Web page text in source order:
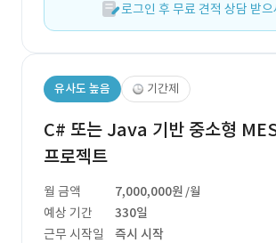
로그인 후 무료 견적 상담 받으
유사도 높음 기간제
C# 또는 Java 기반 중소형
프로젝트
월 금액 7,000,000원 /월
예상 기간
330일
근무 시작일
즉시 시작